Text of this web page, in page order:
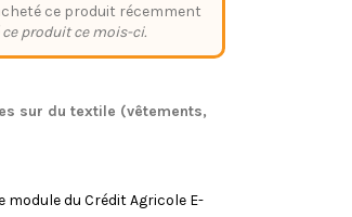
ce produit récemment
produit ce mois-ci.
sur du textile (vêtements,
module du Crédit Agricole E-